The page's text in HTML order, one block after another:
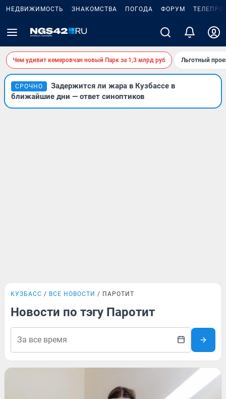
НЕДВИЖИМОСТЬ ЗНАКОМСТВА ПОГОДА ФОРУМ
Чем удивит кемеровчан новый Парк за 1,3 млрд руб Льготный
СРОЧНО
Задержится ли жара в Кузбассе в
ближайшие дни — ответ синоптиков
КУЗБАСС ВСЕ НОВОСТИ ПАРОТИТ
Новости по тэгу Паротит